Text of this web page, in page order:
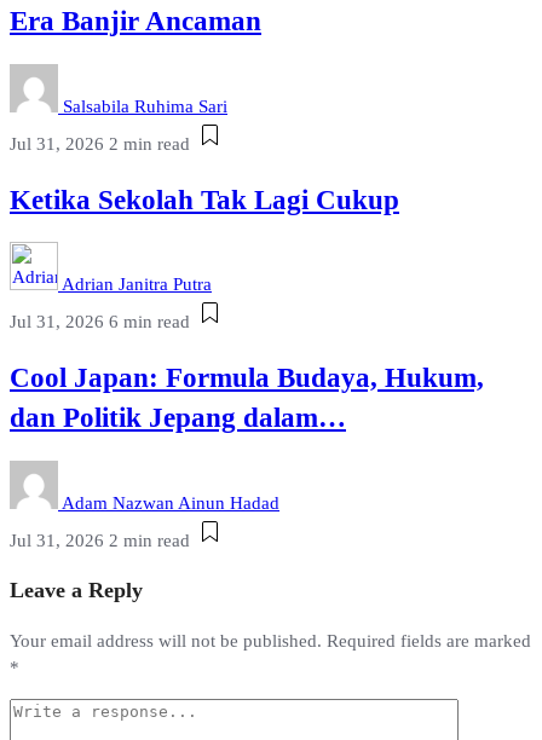
Era Banjir Ancaman
Salsabila Ruhima Sari
Jul 31, 2026 2 min read
Ketika Sekolah Tak Lagi Cukup
Adrian Janitra Putra
Jul 31, 2026 6 min read
Cool Japan: Formula Budaya, Hukum,
dan Politik Jepang dalam…
Adam Nazwan Ainun Hadad
Jul 31, 2026 2 min read
Leave a Reply
Your email address will not be published. Required fields are marked
*